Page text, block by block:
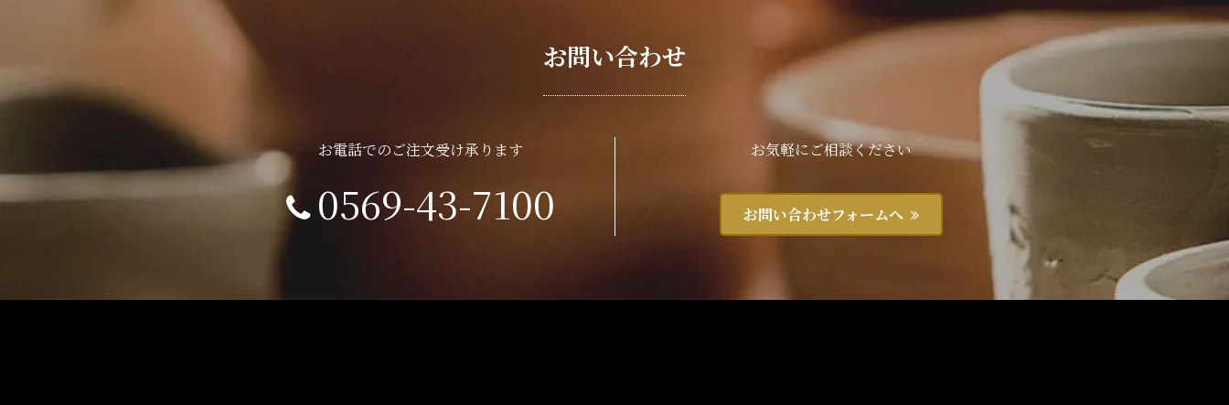
お問い合わせ
お電話でのご注文受け承ります
0569-43-7100
お気軽にご相談ください
お問い合わせフォームへ